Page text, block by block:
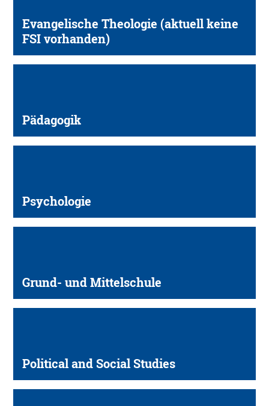
Evangelische Theologie (aktuell keine
FSI vorhanden)
Pädagogik
Psychologie
Grund- und Mittelschule
Political and Social Studies